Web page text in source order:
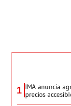
1 IMA anuncia
precios